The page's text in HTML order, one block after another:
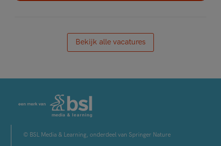
Bekijk alle vacatures
© BSL Media & Learning, onderdeel van Springer Nature